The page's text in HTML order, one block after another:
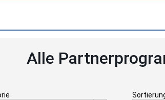
Alle